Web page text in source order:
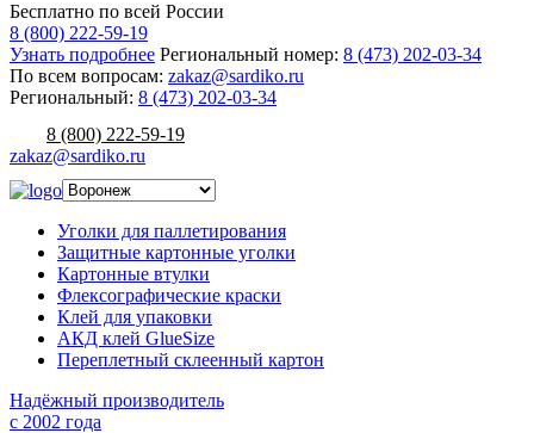
Бесплатно по всей России
8 (800) 222-59-19
Узнать подробнее Региональный номер: 8 (473) 202-03-34
По всем вопросам: zakaz@sardiko.ru
Региональный: 8 (473) 202-03-34
8 (800) 222-59-19
zakaz@sardiko.ru
Уголки для паллетирования
Защитные картонные уголки
Картонные втулки
Флексографические краски
Клей для упаковки
АКД клей GlueSize
Переплетный склеенный картон
Надёжный производитель
с 2002 года